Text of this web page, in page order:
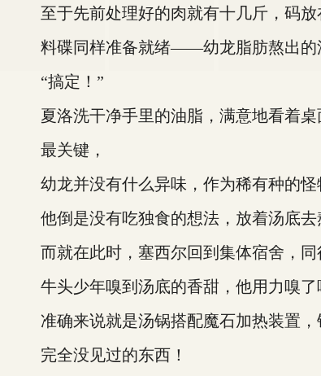
至于先前处理好的肉就有十几斤，码放
料碟同样准备就绪——幼龙脂肪熬出的油
“搞定！”
夏洛洗干净手里的油脂，满意地看着桌
最关键，
幼龙并没有什么异味，作为稀有种的怪
他倒是没有吃独食的想法，放着汤底去
而就在此时，塞西尔回到集体宿舍，同
牛头少年嗅到汤底的香甜，他用力嗅了
准确来说就是汤锅搭配魔石加热装置，
完全没见过的东西！